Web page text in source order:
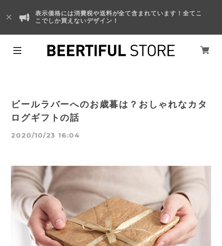
表示価格には消費税や送料が全て含まれています！全てこ
こでしか買えないデザイン！
ビールラバーへのお歳暮は？おしゃれなカタ
ログギフトの話
2020/10/23 16:04